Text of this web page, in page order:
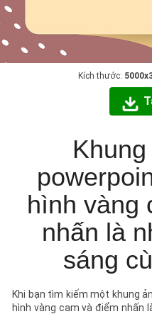
Kích thước:
hình vàng
nhấn là
sáng
Khi bạn tìm kiếm một khung
hình vàng cam và điểm nhấn